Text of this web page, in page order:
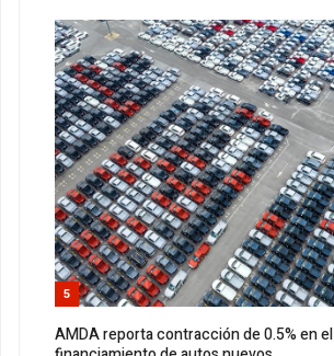
5
AMDA reporta contracción de 0.5% en el